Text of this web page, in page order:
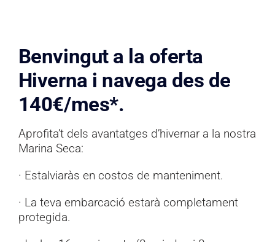
Benvingut a la oferta
Hiverna i navega des de
140€/mes*.
Aprofita’t dels avantatges d’hivernar a la nostra
Marina Seca:
· Estalviaràs en costos de manteniment.
· La teva embarcació estarà completament
protegida.